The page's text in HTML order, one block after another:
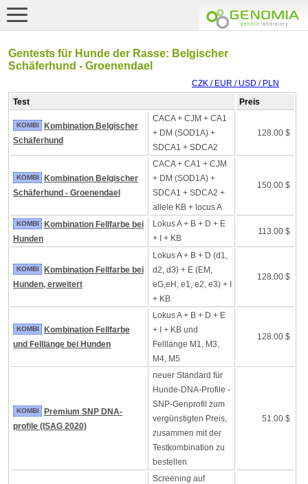
Gentests für Hunde der Rasse: Belgischer
Schäferhund - Groenendael
CZK / EUR / USD / PLN
Test
Preis
KOMBI
Kombination Belgischer
Schäferhund
CACA + CJM + CA1
+ DM (SOD1A) +
SDCA1 + SDCA2
128.00 $
KOMBI
Kombination Belgischer
Schäferhund - Groenendael
CACA + CA1 + CJM
+ DM (SOD1A) +
SDCA1 + SDCA2 +
allele KB + locus A
150.00 $
KOMBI
Kombination Fellfarbe bei
Hunden
Lokus A + B + D + E
+ I + KB
113.00 $
KOMBI
Kombination Fellfarbe bei
Hunden, erweitert
Lokus A + B + D (d1,
d2, d3) + E (EM,
eG,eH, e1, e2, e3) + I
+ KB
128.00 $
KOMBI
Kombination Fellfarbe
und Felllänge bei Hunden
Lokus A + B + D + E
+ I + KB und
Felllänge M1, M3,
M4, M5
128.00 $
KOMBI
Premium SNP DNA-
profile (ISAG 2020)
neuer Standard für
Hunde-DNA-Profile -
SNP-Genprofil zum
vergünstigten Preis,
zusammen mit der
Testkombination zu
bestellen
51.00 $
Screening auf